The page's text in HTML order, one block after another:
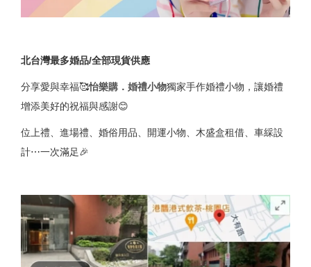
北台灣最多婚品/全部現貨供應
分享愛與幸福🥰怡樂購．婚禮小物獨家手作婚禮小物，讓婚禮
增添美好的祝福與感謝😊
位上禮、進場禮、婚俗用品、開運小物、木盛盒租借、車綵設
計⋯一次滿足🎉